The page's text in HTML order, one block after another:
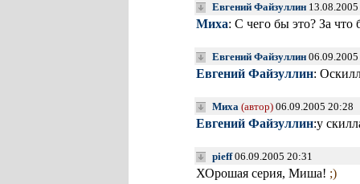
Евгений Файзуллин
Миха: С чего бы это? За
Евгений Файзуллин
Евгений Файзуллин:
Миха (автор) 06.09.2005 20:28
Евгений Файзуллин:у
pieff06.09.2005 20:31
ХОрошая серия, Миша! ;)